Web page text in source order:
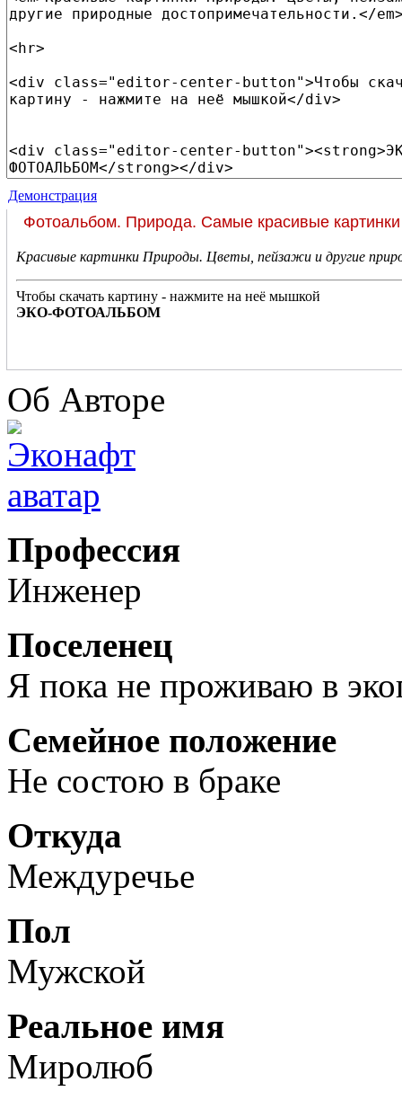
Демонстрация
Фотоальбом. Природа. Самые красивые картинки
Красивые картинки Природы. Цветы, пейзажи и другие
Чтобы скачать картину - нажмите на неё мышкой
ЭКО-ФОТОАЛЬБОМ
Об Авторе
Профессия
Инженер
Поселенец
Я пока не проживаю в
Семейное положение
Не состою в браке
Откуда
Междуречье
Пол
Мужской
Реальное имя
Миролюб